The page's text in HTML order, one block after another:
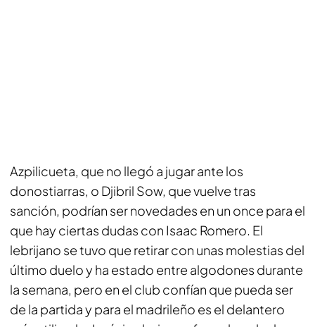
Azpilicueta, que no llegó a jugar ante los
donostiarras, o Djibril Sow, que vuelve tras
sanción, podrían ser novedades en un once para el
que hay ciertas dudas con Isaac Romero. El
lebrijano se tuvo que retirar con unas molestias del
último duelo y ha estado entre algodones durante
la semana, pero en el club confían que pueda ser
de la partida y para el madrileño es el delantero